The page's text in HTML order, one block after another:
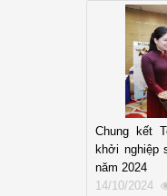
Chung kết
khởi nghiệp
năm 2024
14/10/2024